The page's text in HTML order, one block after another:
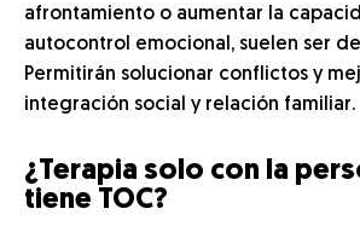
afrontamiento o aumentar la
autocontrol emocional, suelen ser
Permitirán solucionar conflictos y
integración social y relación familiar.
¿Terapia solo con la
tiene TOC?